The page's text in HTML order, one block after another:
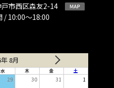
戸市西区森友2-14
/ 10:00〜18:00
8月
水 木 金 土
29 30 31 1